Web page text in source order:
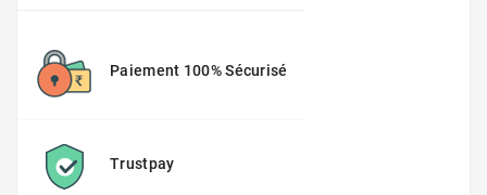
Paiement 100% Sécurisé
Trustpay